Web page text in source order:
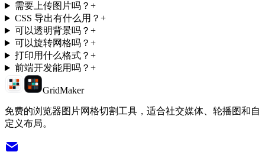
需要上传图片吗？ +
CSS 导出有什么用？ +
可以透明背景吗？ +
可以旋转网格吗？ +
打印用什么格式？ +
前端开发能用吗？ +
GridMaker
免费的浏览器图片网格切割工具，适合社交媒体、轮播图和自
定义布局。